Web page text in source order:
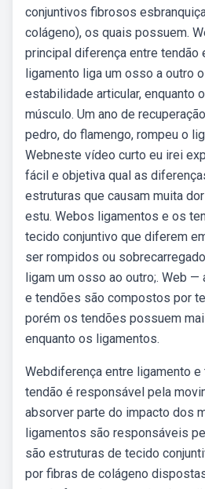
conjuntivos fibrosos
colágeno), os quais possuem.
principal diferença entre tendão
ligamento liga um osso a outro
estabilidade articular, enquanto
músculo. Um ano de
pedro, do flamengo, rompeu o
Webneste vídeo curto eu irei
fácil e objetiva qual as
estruturas que causam muita
estu. Webos ligamentos e os
tecido conjuntivo que diferem
ser rompidos ou
ligam um osso ao outro;. Web
e tendões são compostos por
porém os tendões possuem
enquanto os ligamentos.
Webdiferença entre ligamento e
tendão é responsável pela
absorver parte do impacto dos
ligamentos são responsáveis
são estruturas de tecido
por fibras de colágeno